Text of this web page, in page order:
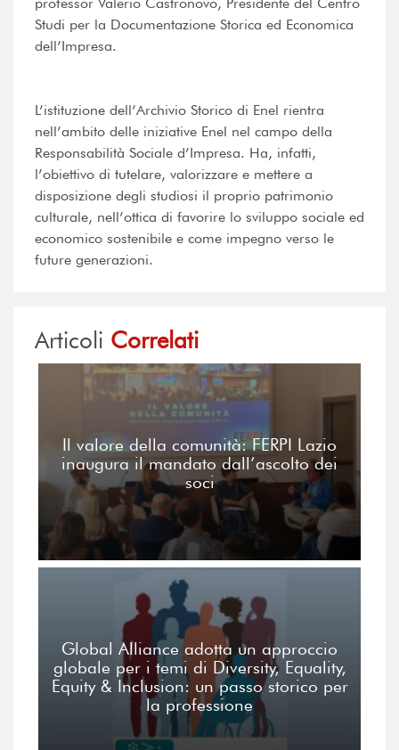
Studi per la Documentazione Storica ed Economica
dell’Impresa.
L’istituzione dell’Archivio Storico di Enel rientra
nell’ambito delle iniziative Enel nel campo della
Responsabilità Sociale d’Impresa. Ha, infatti,
l’obiettivo di tutelare, valorizzare e mettere a
disposizione degli studiosi il proprio patrimonio
culturale, nell’ottica di favorire lo sviluppo sociale ed
economico sostenibile e come impegno verso le
future generazioni.
Articoli Correlati
Il valore della comunità: FERPI Lazio
inaugura il mandato dall’ascolto dei
soci
Global Alliance adotta un approccio
globale per i temi di Diversity, Equality,
Equity & Inclusion: un passo storico per
la professione